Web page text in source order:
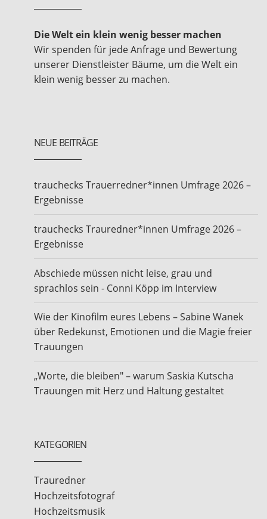
Die Welt ein klein wenig besser machen
Wir spenden für jede Anfrage und Bewertung
unserer Dienstleister Bäume, um die Welt ein
klein wenig besser zu machen.
NEUE BEITRÄGE
trauchecks Trauerredner*innen Umfrage 2026 –
Ergebnisse
trauchecks Trauredner*innen Umfrage 2026 –
Ergebnisse
Abschiede müssen nicht leise, grau und
sprachlos sein - Conni Köpp im Interview
Wie der Kinofilm eures Lebens – Sabine Wanek
über Redekunst, Emotionen und die Magie freier
Trauungen
„Worte, die bleiben" – warum Saskia Kutscha
Trauungen mit Herz und Haltung gestaltet
KATEGORIEN
Trauredner
Hochzeitsfotograf
Hochzeitsmusik